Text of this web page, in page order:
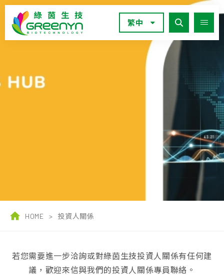
繁中
HOME > 投資人關係
若您需要進一步洽詢或對綠茵生技投資人關係有任何建
議，歡迎來信與我們的投資人關係專員聯絡。